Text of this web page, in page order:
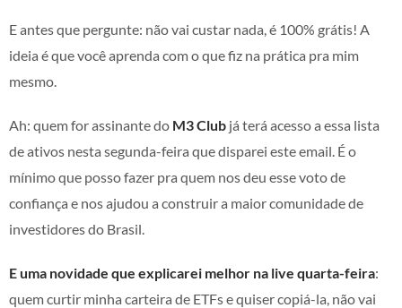
E antes que pergunte: não vai custar nada, é 100% grátis! A
ideia é que você aprenda com o que fiz na prática pra mim
mesmo.
Ah: quem for assinante do M3 Club já terá acesso a essa lista
de ativos nesta segunda-feira que disparei este email. É o
mínimo que posso fazer pra quem nos deu esse voto de
confiança e nos ajudou a construir a maior comunidade de
investidores do Brasil.
E uma novidade que explicarei melhor na live quarta-feira:
quem curtir minha carteira de ETFs e quiser copiá-la, não vai